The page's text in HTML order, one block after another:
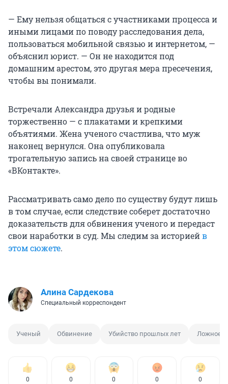
— Ему нельзя общаться с участниками процесса и
иными лицами по поводу расследования дела,
пользоваться мобильной связью и интернетом, —
объяснил юрист. — Он не находится под
домашним арестом, это другая мера пресечения,
чтобы вы понимали.
Встречали Александра друзья и родные
торжественно — с плакатами и крепкими
объятиями. Жена ученого счастлива, что муж
наконец вернулся. Она опубликовала
трогательную запись на своей странице во
«ВКонтакте».
Рассматривать само дело по существу будут лишь
в том случае, если следствие соберет достаточно
доказательств для обвинения ученого и передаст
свои наработки в суд. Мы следим за историейв
этом сюжете.
Алина Сардекова
Специальный корреспондент
Ученый Обвинение Убийство прошлых лет Ложное
0 0 0 0 0